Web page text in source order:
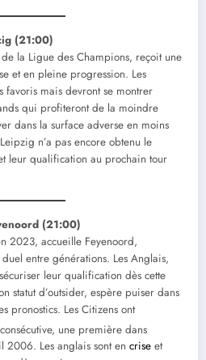
(21:00)
la Ligue des Champions, reçoit une
et en pleine progression. Les
favoris mais devront se montrer
qui profiteront de la moindre
dans la surface adverse en moins
n’a pas encore obtenu le
leur qualification au prochain tour
(21:00)
2023, accueille Feyenoord,
entre générations. Les Anglais,
leur qualification dès cette
statut d’outsider, espère puiser dans
pronostics. Les Citizens ont
une première dans
2006. Les anglais sont en crise et